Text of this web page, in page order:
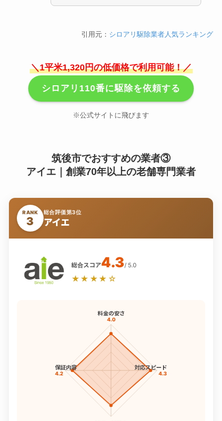
引用元： シロアリ駆除業者人気ランキング
＼1平米1,320円の低価格で利用可能！／
シロアリ110番に駆除を依頼する
※公式サイトに飛びます
筑後市でおすすめの業者③
アイエ｜創業70年以上の老舗専門業者
RANK
3
総合評価第3位
アイエ
総合スコア4.3/ 5.0
★★★★☆
料金の安さ
4.0
対応スピード
4.3
保証内容
4.2